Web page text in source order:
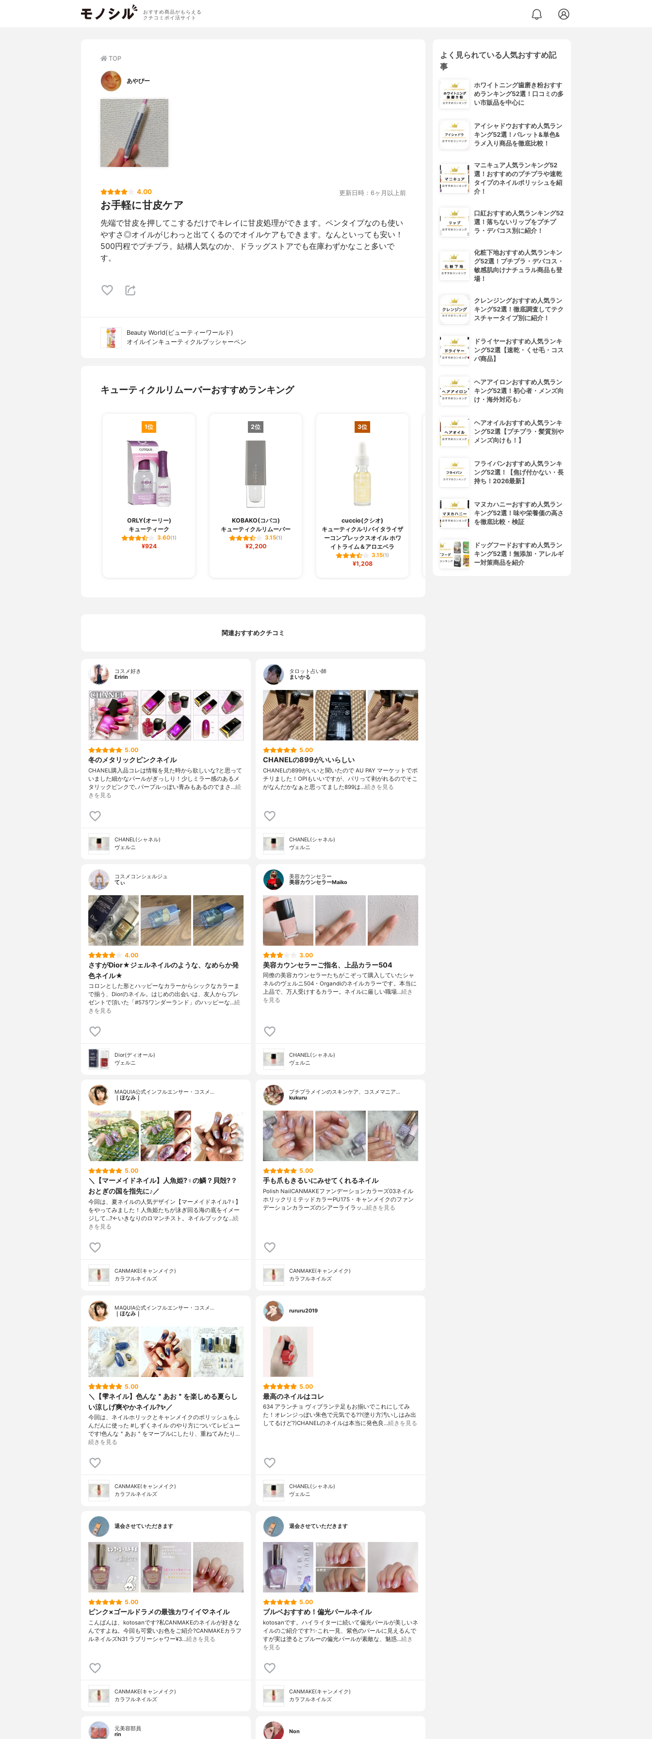
おすすめ商品がもらえる
クチコミポイ活サイト
TOP
あやぴー
4.00 更新日時：6ヶ月以上前
お手軽に甘皮ケア
先端で甘皮を押してこするだけでキレイに甘皮処理ができます。ペンタイプなのも使い
やすさ◎オイルがじわっと出てくるのでオイルケアもできます。なんといっても安い！
500円程でプチプラ。結構人気なのか、ドラッグストアでも在庫わずかなこと多いで
す。
Beauty World(ビューティーワールド)
オイルインキューティクルプッシャーペン
キューティクルリムーバーおすすめランキング
1位
ORLY(オーリー)
キューティーク
3.60(1)
¥924
2位
KOBAKO(コバコ)
キューティクルリムーバー
3.15(1)
¥2,200
3位
cuccio(クシオ)
キューティクルリバイタライザ
ーコンプレックスオイル ホワ
イトライム＆アロエベラ
3.15(1)
¥1,208
4位
Beauty World(ビューティーワ
ールド)
シャーペン
3.15(3)
¥364
関連おすすめクチコミ
コスメ好き
Eririn
5.00
冬のメタリックピンクネイル
CHANEL購入品コレは情報を見た時から欲しいな?と思って
いました細かなパールがぎっしり！少しミラー感のあるメ
タリックピンクで､パープルっぽい青みもあるのでまさ…続
きを見る
CHANEL(シャネル)
ヴェルニ
タロット占い師
まいかる
5.00
CHANELの899がいいらしい
CHANELの899がいいと聞いたので AU PAY マーケットでポ
チリました！OPIもいいですが、パリって剥がれるのでそこ
がなんだかなぁと思ってました899は…続きを見る
CHANEL(シャネル)
ヴェルニ
コスメコンシェルジュ
てぃ
4.00
さすがDior★ジェルネイルのような、なめらか発
色ネイル★
コロンとした形とハッピーなカラーからシックなカラーま
で揃う、Diorのネイル。はじめの出会いは、友人からプレ
ゼントで頂いた「#575ワンダーランド」のハッピーな…続
きを見る
Dior(ディオール)
ヴェルニ
美容カウンセラー
美容カウンセラーMaiko
3.00
美容カウンセラーご指名、上品カラー504
同僚の美容カウンセラーたちがこぞって購入していたシャ
ネルのヴェルニ504・Organdiのネイルカラーです。本当に
上品で、万人受けするカラー。ネイルに厳しい職場…続き
を見る
CHANEL(シャネル)
ヴェルニ
MAQUIA公式インフルエンサー・コスメ…
｜ほなみ｜
5.00
＼【マーメイドネイル】人魚姫?‍♀️の鱗？貝殻?？
おとぎの国を指先に♪／
今回は、夏ネイルの人気デザイン【マーメイドネイル?‍♀️】
をやってみました！人魚姫たちが泳ぎ回る海の底をイメー
ジして…?←いきなりのロマンチスト。ネイルブックな…続
きを見る
CANMAKE(キャンメイク)
カラフルネイルズ
プチプラメインのスキンケア、コスメマニア…
kukuru
5.00
手も爪もきるいにみせてくれるネイル
Polish NailCANMAKEファンデーションカラーズ03ネイル
ホリックリミテッドカラーPU175・キャンメイクのファン
デーションカラーズのシアーライラッ…続きを見る
CANMAKE(キャンメイク)
カラフルネイルズ
MAQUIA公式インフルエンサー・コスメ…
｜ほなみ｜
5.00
＼【雫ネイル】色んな＂あお＂を楽しめる夏らし
い涼しげ爽やかネイル?✨／
今回は、ネイルホリックとキャンメイクのポリッシュをふ
んだんに使った #しずくネイル のやり方についてレビュー
です!色んな＂あお＂をマーブルにしたり、重ねてみたり…
続きを見る
CANMAKE(キャンメイク)
カラフルネイルズ
rururu2019
5.00
最高のネイルはコレ
634 アランチョ ヴィブランテ足もお揃いでこれにしてみ
た！オレンジっぽい朱色で元気でる??(塗り方汚いしはみ出
してるけど?)CHANELのネイルは本当に発色良…続きを見る
CHANEL(シャネル)
ヴェルニ
退会させていただきます
5.00
ピンク×ゴールドラメの最強カワイイ♡ネイル
こんばんは、kotosanです?私CANMAKEのネイルが好きな
んですよね。今回も可愛いお色をご紹介?CANMAKEカラフ
ルネイルズN31 ラブリーシャワー¥3…続きを見る
CANMAKE(キャンメイク)
カラフルネイルズ
退会させていただきます
5.00
ブルベおすすめ！偏光パールネイル
kotosanです。ハイライターに続いて偏光パールが美しいネ
イルのご紹介です?✨これ一見、紫色のパールに見えるんで
すが実は塗るとブルーの偏光パールが素敵な、魅惑…続き
を見る
CANMAKE(キャンメイク)
カラフルネイルズ
元美容部員
rin
Non
よく見られている人気おすすめ記
事
ホワイトニング歯磨き粉おすす
めランキング52選！口コミの多
い市販品を中心に
アイシャドウおすすめ人気ラン
キング52選！パレット&単色&
ラメ入り商品を徹底比較！
マニキュア人気ランキング52
選！おすすめのプチプラや速乾
タイプのネイルポリッシュを紹
介！
口紅おすすめ人気ランキング52
選！落ちないリップをプチプ
ラ・デパコス別に紹介！
化粧下地おすすめ人気ランキン
グ52選！プチプラ・デパコス・
敏感肌向けナチュラル商品も登
場！
クレンジングおすすめ人気ラン
キング52選！徹底調査してテク
スチャータイプ別に紹介！
ドライヤーおすすめ人気ランキ
ング52選【速乾・くせ毛・コス
パ商品】
ヘアアイロンおすすめ人気ラン
キング52選！初心者・メンズ向
け・海外対応も♪
ヘアオイルおすすめ人気ランキ
ング52選【プチプラ・髪質別や
メンズ向けも！】
フライパンおすすめ人気ランキ
ング52選！【焦げ付かない・長
持ち！2026最新】
マヌカハニーおすすめ人気ラン
キング52選！味や栄養価の高さ
を徹底比較・検証
ドッグフードおすすめ人気ラン
キング52選！無添加・アレルギ
ー対策商品を紹介